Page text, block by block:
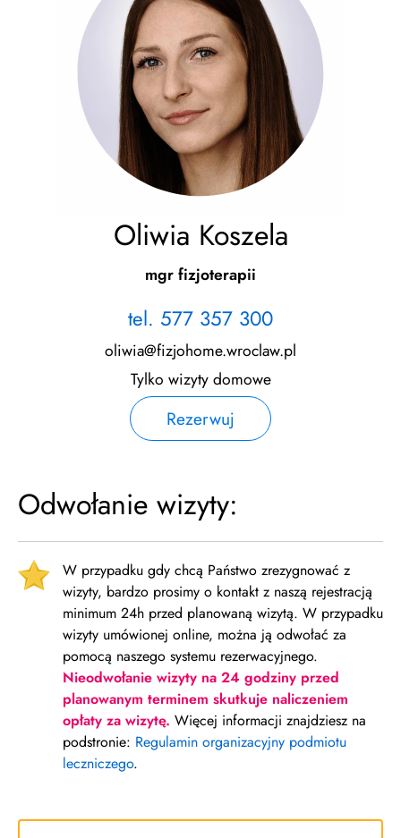
Oliwia Koszela
mgr fizjoterapii
tel. 577 357 300
oliwia@fizjohome.wroclaw.pl
Tylko wizyty domowe
Rezerwuj
Odwołanie wizyty:
W przypadku gdy chcą Państwo zrezygnować z
wizyty, bardzo prosimy o kontakt z naszą rejestracją
minimum 24h przed planowaną wizytą. W przypadku
wizyty umówionej online, można ją odwołać za
pomocą naszego systemu rezerwacyjnego.
Nieodwołanie wizyty na 24 godziny przed
planowanym terminem skutkuje naliczeniem
opłaty za wizytę. Więcej informacji znajdziesz na
podstronie: Regulamin organizacyjny podmiotu
leczniczego.